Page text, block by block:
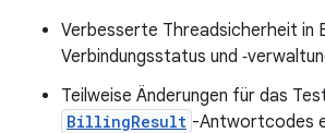
Verbesserte Threadsicherheit in
Verbindungsstatus und
Teilweise Änderungen für das
BillingResult -Antwortcodes